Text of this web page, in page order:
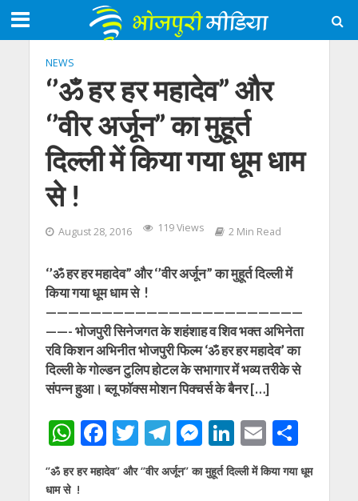
NEWS
‘’ॐ हर हर महादेव” और
‘’वीर अर्जून” का मुहूर्त
दिल्ली में किया गया धूम धाम
से !
August 28, 2016 119 Views 2 Min Read
‘’ॐ हर हर महादेव” और ‘’वीर अर्जून” का मुहूर्त दिल्ली में
किया गया धूम धाम से !
———————————————————————
——- भोजपुरी सिनेजगत के शहंशाह व शिव भक्त अभिनेता
रवि किशन अभिनीत भोजपुरी फिल्म ‘ॐ हर हर महादेव’ का
दिल्ली के गोल्डन टुलिप होटल के सभागार में भव्य तरीके से
संपन्न हुआ। ब्लू फाॅक्स मोशन पिक्चर्स के बैनर […]
W
h
at
F
ac
e
T
w
itt
T
el
e
M
e
ss
Li
n
k
E
m
ai
S
h
ar
‘’ॐ हर हर महादेव” और ‘’वीर अर्जून” का मुहूर्त दिल्ली में किया गया धूम
धाम से !